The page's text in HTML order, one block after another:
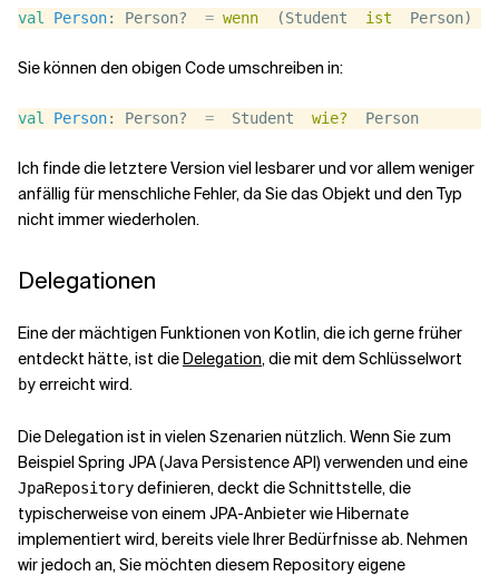
val Person: Person? = wenn
  (Student
ist
Person)
Sie können den obigen Code umschreiben in:
val Person: Person? =
  Student
wie?
  Person
Ich finde die letztere Version viel lesbarer und vor allem weniger
anfällig für menschliche Fehler, da Sie das Objekt und den Typ
nicht immer wiederholen.
Delegationen
Eine der mächtigen Funktionen von Kotlin, die ich gerne früher
entdeckt hätte, ist dieDelegation, die mit dem Schlüsselwort
byerreicht wird.
Die Delegation ist in vielen Szenarien nützlich. Wenn Sie zum
Beispiel Spring JPA (Java Persistence API) verwenden und eine
JpaRepositorydefinieren, deckt die Schnittstelle, die
typischerweise von einem JPA-Anbieter wie Hibernate
implementiert wird, bereits viele Ihrer Bedürfnisse ab. Nehmen
wir jedoch an, Sie möchten diesem Repository eigene